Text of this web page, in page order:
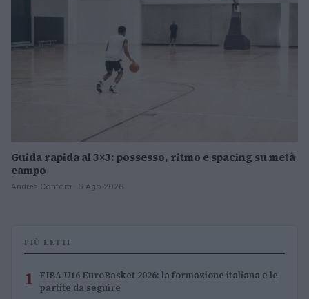
Guida rapida al 3×3: possesso, ritmo e spacing su metà
campo
Andrea Conforti · 6 Ago 2026
PIÙ LETTI
1 FIBA U16 EuroBasket 2026: la formazione italiana e le
partite da seguire